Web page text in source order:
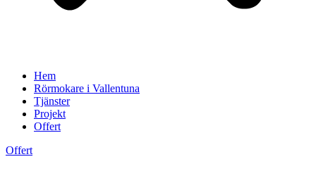
Hem
Rörmokare i Vallentuna
Tjänster
Projekt
Offert
Offert